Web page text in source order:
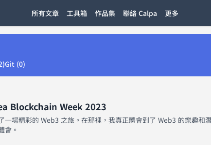
所有文章 工具箱 作品集 聯絡 Calpa 更多
Git (0)
Blockchain Week 2023
一場精彩的 Web3 之旅。在那裡，我真正體會到了 Web3 的樂趣和
會。